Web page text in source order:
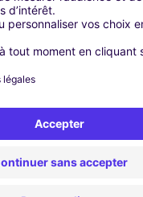
13.0 km
13.0 km
à
cœur de ville et
pour une pause
les champs de
régionale dans les